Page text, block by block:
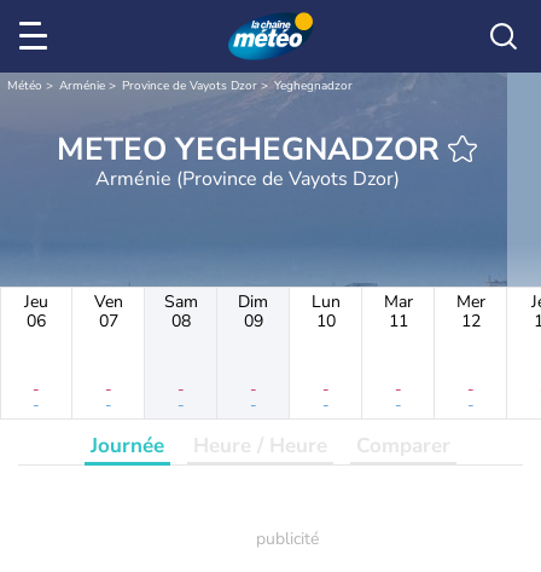
Météo Arménie Province de Vayots Dzor Yeghegnadzor
METEO YEGHEGNADZOR
Arménie (Province de Vayots Dzor)
Jeu
06
-
-
Ven
07
-
-
Sam
08
-
-
Dim
09
-
-
Lun
10
-
-
Mar
11
-
-
Mer
12
-
-
Journée Heure / Heure Comparer